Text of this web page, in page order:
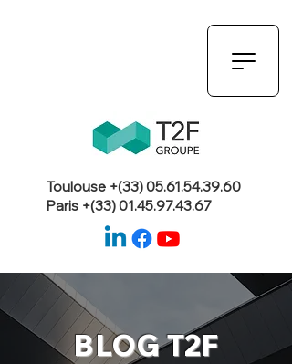
Toulouse +(33)05.61.54.39.60
Paris +(33)01.45.97.43.67
BLOG T2F